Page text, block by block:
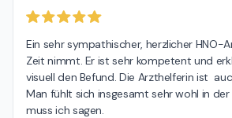
Ein sehr sympathischer, herzlicher HNO-
Zeit nimmt. Er ist sehr kompetent und
visuell den Befund. Die Arzthelferin ist
Man fühlt sich insgesamt sehr wohl in der
muss ich sagen.